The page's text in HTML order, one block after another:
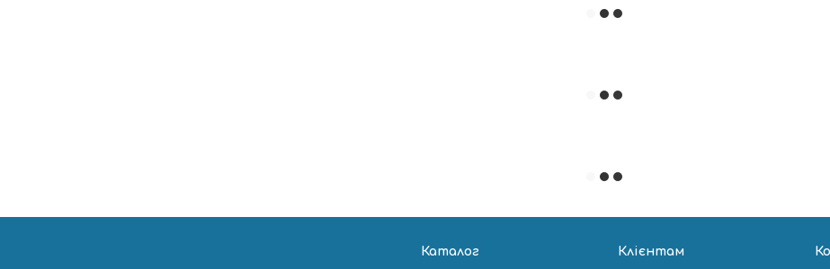
Каталог Клієнтам